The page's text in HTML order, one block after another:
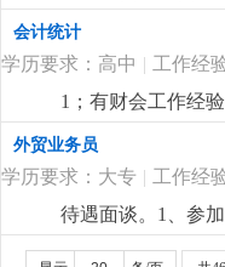
盘点，保持数据准
会计统计
学历要求：高中 | 工作经
1；有财会工作经
核算，懂看产品
外贸业务员
学历要求：大专 | 工作经
待遇面谈。1、参
也有客户平台收入